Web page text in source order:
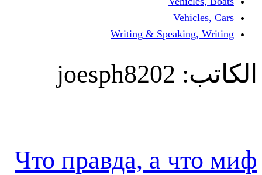
Writing &
joesph8202
Что правда, а